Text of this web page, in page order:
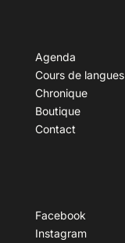
Agenda
Cours de langues
Chronique
Boutique
Contact
Facebook
Instagram